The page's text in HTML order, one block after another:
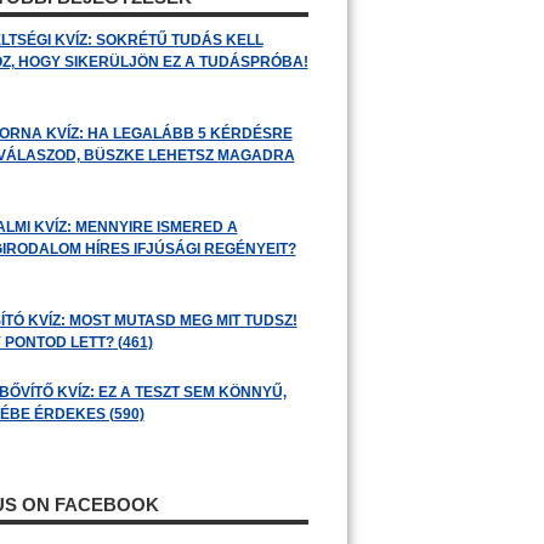
KVÍZ: SOKRÉTŰ TUDÁS KELL
HOGY SIKERÜLJÖN EZ A TUDÁSPRÓBA!
KVÍZ: HA LEGALÁBB 5 KÉRDÉSRE
BÜSZKE LEHETSZ MAGADRA
KVÍZ: MENNYIRE ISMERED A
HÍRES IFJÚSÁGI REGÉNYEIT?
KVÍZ: MOST MUTASD MEG MIT TUDSZ!
LETT? (461)
KVÍZ: EZ A TESZT SEM KÖNNYŰ,
ÉRDEKES (590)
ON FACEBOOK